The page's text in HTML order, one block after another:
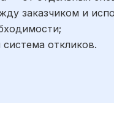
заказчиком и
откликов.